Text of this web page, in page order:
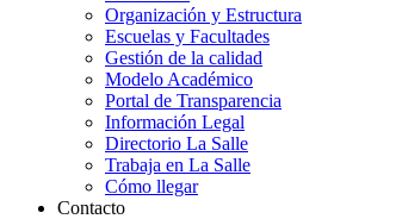
Organización y Estructura
Escuelas y Facultades
Gestión de la calidad
Modelo Académico
Portal de Transparencia
Información Legal
Directorio La Salle
Trabaja en La Salle
Cómo llegar
Contacto